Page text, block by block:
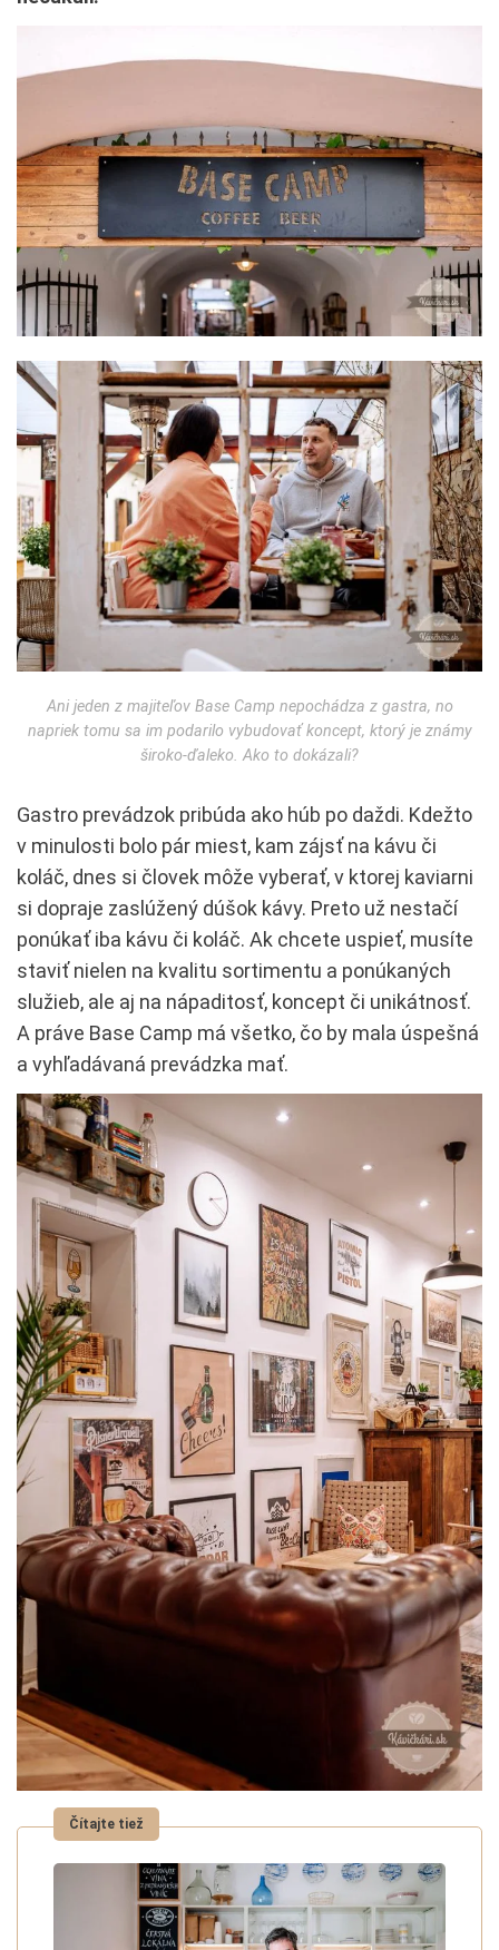
Ani jeden z majiteľov Base Camp nepochádza z gastra, no
napriek tomu sa im podarilo vybudovať koncept, ktorý je známy
široko-ďaleko. Ako to dokázali?
Gastro prevádzok pribúda ako húb po daždi. Kdežto
v minulosti bolo pár miest, kam zájsť na kávu či
koláč, dnes si človek môže vyberať, v ktorej kaviarni
si dopraje zaslúžený dúšok kávy. Preto už nestačí
ponúkať iba kávu či koláč. Ak chcete uspieť, musíte
staviť nielen na kvalitu sortimentu a ponúkaných
služieb, ale aj na nápaditosť, koncept či unikátnosť.
A práve Base Camp má všetko, čo by mala úspešná
a vyhľadávaná prevádzka mať.